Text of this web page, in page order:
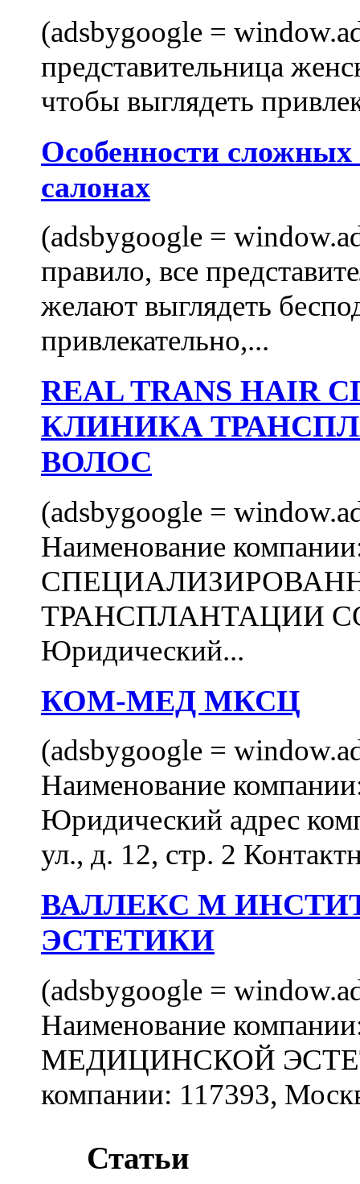
(adsbygoogle =
представительница
чтобы выглядеть
Особенности
салонах
(adsbygoogle =
правило, все
желают выглядеть
привлекательно,...
REAL TRANS
КЛИНИКА
ВОЛОС
(adsbygoogle =
Наименование
ТРАНСПЛАНТАЦИИ
Юридический...
КОМ-МЕД МКСЦ
(adsbygoogle =
Наименование
Юридический адрес
ул., д. 12, стр. 2
ВАЛЛЕКС М
ЭСТЕТИКИ
(adsbygoogle =
Наименование
МЕДИЦИНСКОЙ
компании: 117393,
Статьи